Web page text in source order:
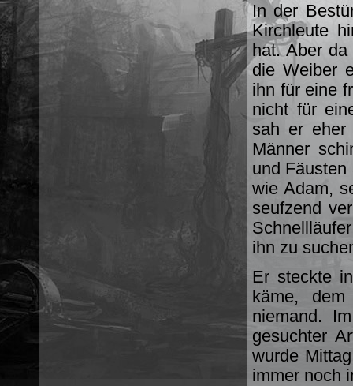
In der
Kirchleute
hat. Aber
die Weiber
ihn für eine
nicht für
sah er eher
Männer
und
wie Adam,
seufzend
ihn zu
Er steckte
käme,
niemand.
gesuchter
wurde
immer noch